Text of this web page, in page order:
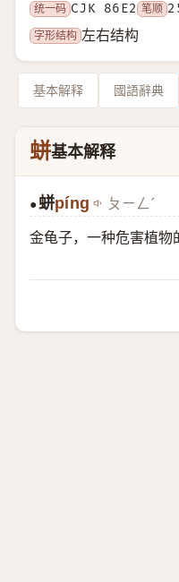
统一码 CJK 86E2 笔顺
字形结构 左右结构
基本解释 國語辭典
蛢基本解释
●蛢píng ㄆㄧㄥˊ
金龟子，一种危害植物